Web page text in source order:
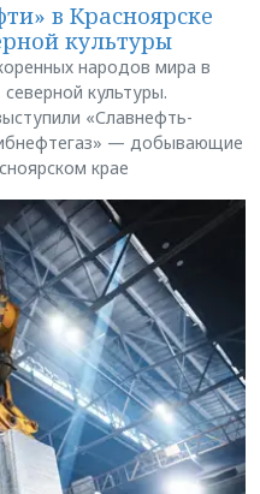
в Красноярске
культуры
народов мира в
культуры.
«Славнефть-
— добывающие
крае